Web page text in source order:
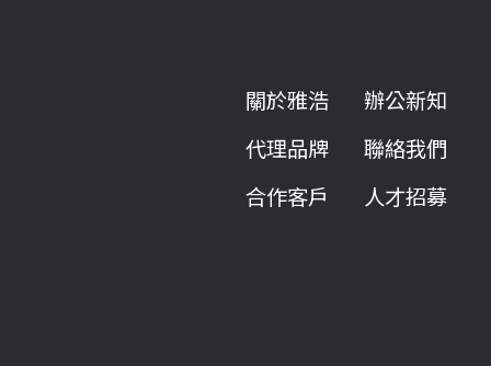
關於雅浩
代理品牌
合作客戶
辦公新知
聯絡我們
人才招募